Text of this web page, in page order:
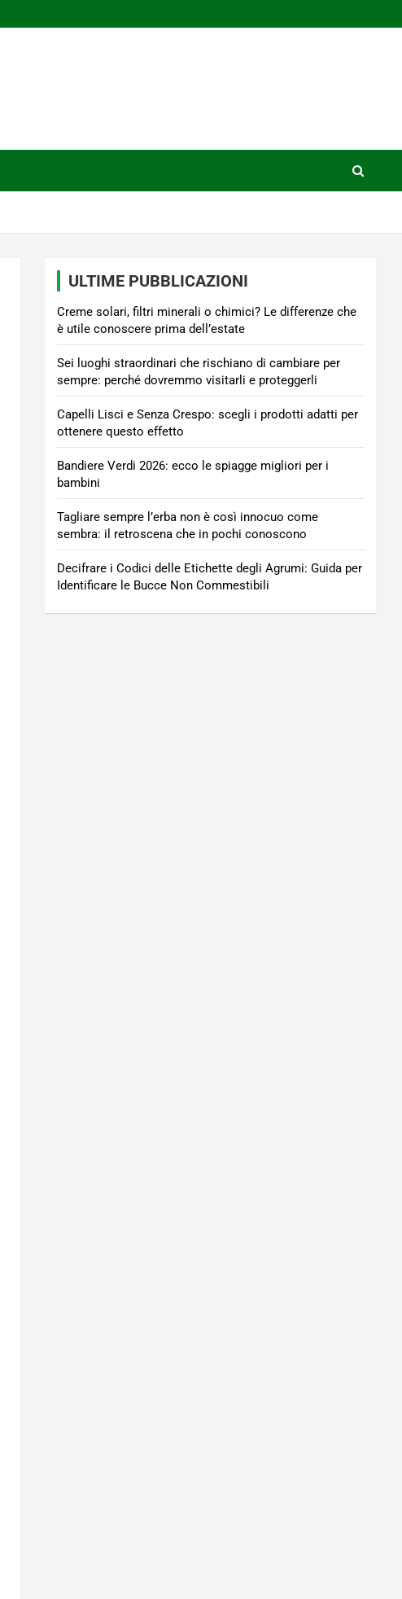
ULTIME PUBBLICAZIONI
Creme solari, filtri minerali o chimici? Le differenze che
è utile conoscere prima dell’estate
Sei luoghi straordinari che rischiano di cambiare per
sempre: perché dovremmo visitarli e proteggerli
Capelli Lisci e Senza Crespo: scegli i prodotti adatti per
ottenere questo effetto
Bandiere Verdi 2026: ecco le spiagge migliori per i
bambini
Tagliare sempre l’erba non è così innocuo come
sembra: il retroscena che in pochi conoscono
Decifrare i Codici delle Etichette degli Agrumi: Guida per
Identificare le Bucce Non Commestibili